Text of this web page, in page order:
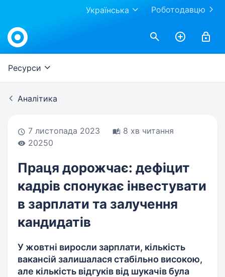
Роботодавцю
Українська
Work.ua
Ресурси
Аналітика
7 листопада 2023
8 хв читання
20250
Праця дорожчає: дефіцит
кадрів спонукає інвестувати
в зарплати та залучення
кандидатів
У жовтні виросли зарплати, кількість
вакансій залишалася стабільно високою,
але кількість відгуків від шукачів була